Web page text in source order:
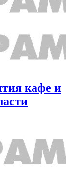
кафе и